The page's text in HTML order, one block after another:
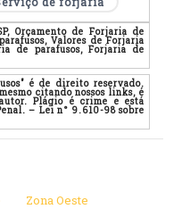
Orçamento de Forjaria de
Valores de Forjaria
de parafusos, Forjaria de
é de direito reservado.
citando nossos links, é
Plágio é crime e está
– Lei n° 9.610-98 sobre
Zona Oeste